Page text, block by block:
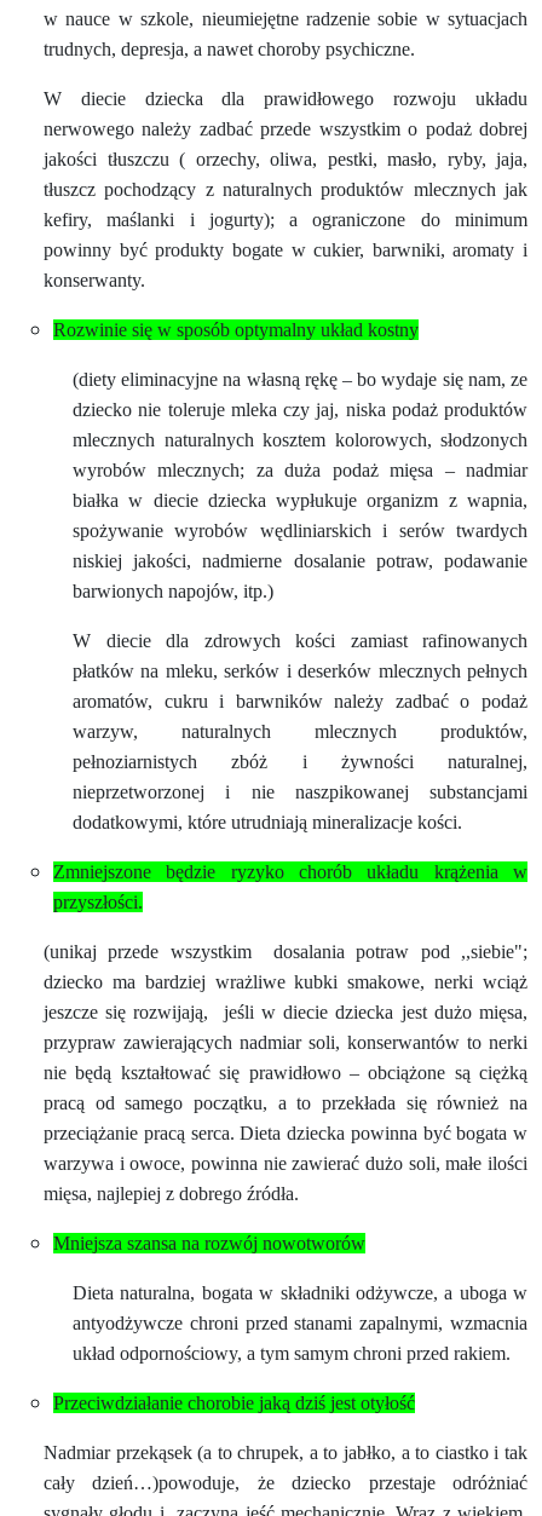
w nauce w szkole, nieumiejętne radzenie sobie w sytuacjach
trudnych, depresja, a nawet choroby psychiczne.
W diecie dziecka dla prawidłowego rozwoju układu
nerwowego należy zadbać przede wszystkim o podaż dobrej
jakości tłuszczu ( orzechy, oliwa, pestki, masło, ryby, jaja,
tłuszcz pochodzący z naturalnych produktów mlecznych jak
kefiry, maślanki i jogurty); a ograniczone do minimum
powinny być produkty bogate w cukier, barwniki, aromaty i
konserwanty.
Rozwinie się w sposób optymalny układ kostny
(diety eliminacyjne na własną rękę – bo wydaje się nam, ze
dziecko nie toleruje mleka czy jaj, niska podaż produktów
mlecznych naturalnych kosztem kolorowych, słodzonych
wyrobów mlecznych; za duża podaż mięsa – nadmiar
białka w diecie dziecka wypłukuje organizm z wapnia,
spożywanie wyrobów wędliniarskich i serów twardych
niskiej jakości, nadmierne dosalanie potraw, podawanie
barwionych napojów, itp.)
W diecie dla zdrowych kości zamiast rafinowanych
płatków na mleku, serków i deserków mlecznych pełnych
aromatów, cukru i barwników należy zadbać o podaż
warzyw, naturalnych mlecznych produktów,
pełnoziarnistych zbóż i żywności naturalnej,
nieprzetworzonej i nie naszpikowanej substancjami
dodatkowymi, które utrudniają mineralizacje kości.
Zmniejszone będzie ryzyko chorób układu krążenia w
przyszłości.
(unikaj przede wszystkim
dosalania potraw pod ,,siebie";
dziecko ma bardziej wrażliwe kubki smakowe, nerki wciąż
jeszcze się rozwijają,
jeśli w diecie dziecka jest dużo mięsa,
przypraw zawierających nadmiar soli, konserwantów to nerki
nie będą kształtować się prawidłowo – obciążone są ciężką
pracą od samego początku, a to przekłada się również na
przeciążanie pracą serca. Dieta dziecka powinna być bogata w
warzywa i owoce, powinna nie zawierać dużo soli, małe ilości
mięsa, najlepiej z dobrego źródła.
Mniejsza szansa na rozwój nowotworów
Dieta naturalna, bogata w składniki odżywcze, a uboga w
antyodżywcze chroni przed stanami zapalnymi, wzmacnia
układ odpornościowy, a tym samym chroni przed rakiem.
Przeciwdziałanie chorobie jaką dziś jest otyłość
Nadmiar przekąsek (a to chrupek, a to jabłko, a to ciastko i tak
cały dzień…)powoduje, że dziecko przestaje odróżniać